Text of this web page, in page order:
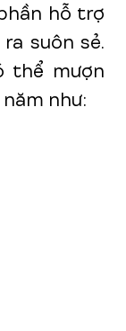
hỗ trợ
suôn sẻ.
thể mượn
như: